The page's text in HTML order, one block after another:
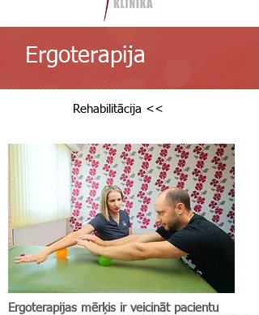
Ergoterapija
Rehabilitācija <<
Ergoterapijas mērķis ir veicināt pacientu